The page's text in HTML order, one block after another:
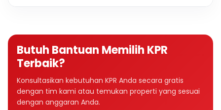
Butuh Bantuan Memilih KPR
Terbaik?
Konsultasikan kebutuhan KPR Anda secara gratis
dengan tim kami atau temukan properti yang sesuai
dengan anggaran Anda.